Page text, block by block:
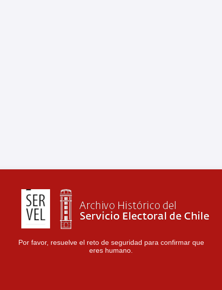
Por favor, resuelve el reto de seguridad para confirmar que
eres humano.